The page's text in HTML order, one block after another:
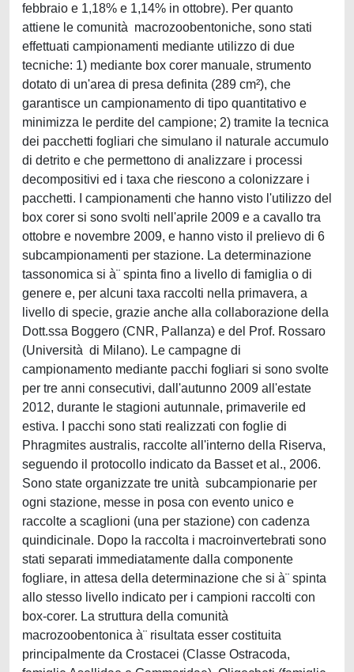
febbraio e 1,18% e 1,14% in ottobre). Per quanto
attiene le comunità macrozoobentoniche, sono stati
effettuati campionamenti mediante utilizzo di due
tecniche: 1) mediante box corer manuale, strumento
dotato di un'area di presa definita (289 cm²), che
garantisce un campionamento di tipo quantitativo e
minimizza le perdite del campione; 2) tramite la tecnica
dei pacchetti fogliari che simulano il naturale accumulo
di detrito e che permettono di analizzare i processi
decompositivi ed i taxa che riescono a colonizzare i
pacchetti. I campionamenti che hanno visto l'utilizzo del
box corer si sono svolti nell'aprile 2009 e a cavallo tra
ottobre e novembre 2009, e hanno visto il prelievo di 6
subcampionamenti per stazione. La determinazione
tassonomica si à¨ spinta fino a livello di famiglia o di
genere e, per alcuni taxa raccolti nella primavera, a
livello di specie, grazie anche alla collaborazione della
Dott.ssa Boggero (CNR, Pallanza) e del Prof. Rossaro
(Università di Milano). Le campagne di
campionamento mediante pacchi fogliari si sono svolte
per tre anni consecutivi, dall'autunno 2009 all'estate
2012, durante le stagioni autunnale, primaverile ed
estiva. I pacchi sono stati realizzati con foglie di
Phragmites australis, raccolte all'interno della Riserva,
seguendo il protocollo indicato da Basset et al., 2006.
Sono state organizzate tre unità subcampionarie per
ogni stazione, messe in posa con evento unico e
raccolte a scaglioni (una per stazione) con cadenza
quindicinale. Dopo la raccolta i macroinvertebrati sono
stati separati immediatamente dalla componente
fogliare, in attesa della determinazione che si à¨ spinta
allo stesso livello indicato per i campioni raccolti con
box-corer. La struttura della comunità
macrozoobentonica à¨ risultata esser costituita
principalmente da Crostacei (Classe Ostracoda,